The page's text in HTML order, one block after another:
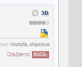
kat: Vozidla, doprava
Staženo: 6003x